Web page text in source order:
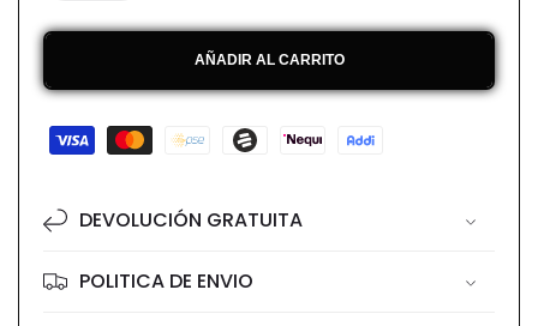
AÑADIR AL CARRITO
Formas
de
DEVOLUCIÓN GRATUITA
POLITICA DE ENVIO